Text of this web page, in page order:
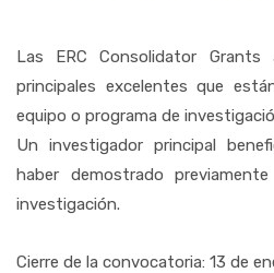
Las ERC Consolidator Grants
principales excelentes que
equipo o programa de
Un investigador principal
haber demostrado
investigación.
Cierre de la convocatoria: 13 de